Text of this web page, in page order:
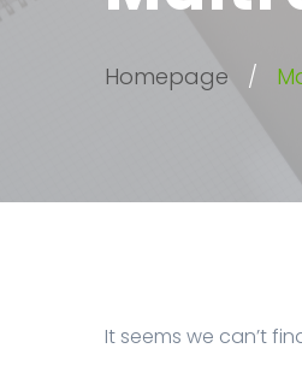
Homepage
It seems we can’t